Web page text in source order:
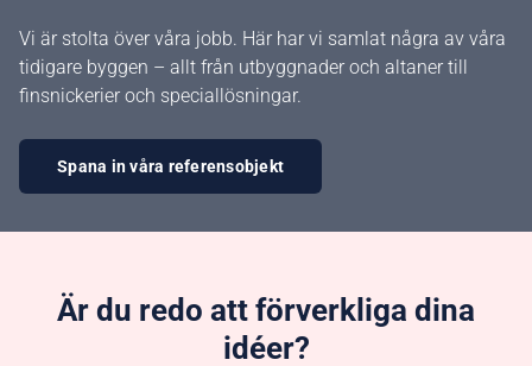
Vi är stolta över våra jobb. Här har vi samlat några av våra
tidigare byggen – allt från utbyggnader och altaner till
finsnickerier och speciallösningar.
Spana in våra referensobjekt
Är du redo att förverkliga dina
idéer?